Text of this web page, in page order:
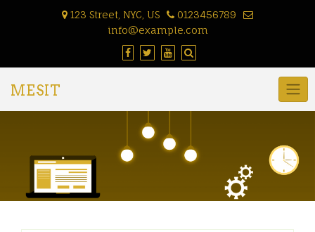
123 Street, NYC, US
0123456789
info@example.com
MESIT